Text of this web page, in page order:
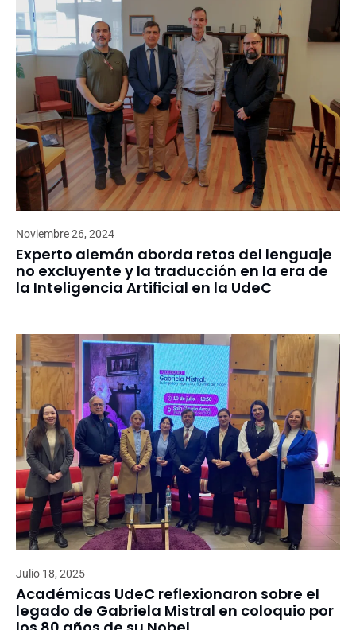
Noviembre 26, 2024
Experto alemán aborda retos del lenguaje
no excluyente y la traducción en la era de
la Inteligencia Artificial en la UdeC
Julio 18, 2025
Académicas UdeC reflexionaron sobre el
legado de Gabriela Mistral en coloquio por